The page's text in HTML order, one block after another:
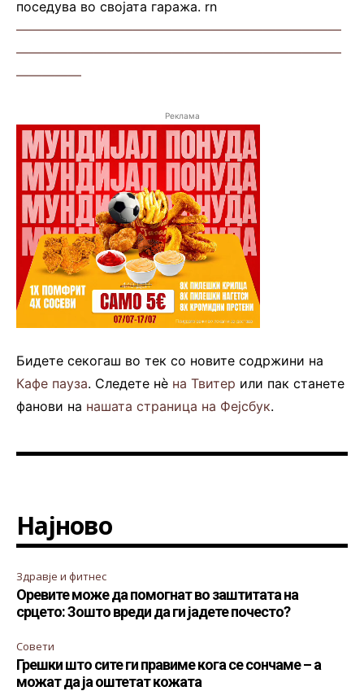
поседува во својата гаража. rn
—————————————————————————
—————————————————————————
—————
Реклама
Бидете секогаш во тек со новите содржини на
Кафе пауза. Следете нè на Твитер или пак станете
фанови на нашата страница на Фејсбук.
Најново
Здравје и фитнес
Оревите може да помогнат во заштитата на
срцето: Зошто вреди да ги јадете почесто?
Совети
Грешки што сите ги правиме кога се сончаме – а
можат да ја оштетат кожата